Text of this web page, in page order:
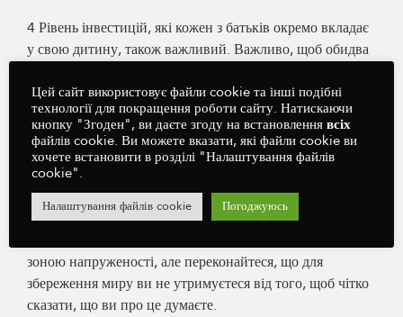
4 Рівень інвестицій, які кожен з батьків окремо вкладає
у свою дитину, також важливий. Важливо, щоб обидва
та догляд за власними дітьми.
5 І, нарешті, наскільки ви хочете обговорювати
інформацію про вашу дитину з вашим партнером
(Weissman & Cohen, 1985). Важливо відкрито
говорити про те, як ви бачите і відчуваєте батьківство.
Важливо продовжувати обмінюватися різними думками
зоною напруженості, але переконайтеся, що для
збереження миру ви не утримуєтеся від того, щоб чітко
сказати, що ви про це думаєте.
Цей сайт використовує файли cookie та інші подібні
технології для покращення роботи сайту. Натискаючи
кнопку "Згоден", ви даєте згоду на встановлення всіх
файлів cookie. Ви можете вказати, які файли cookie ви
хочете встановити в розділі "Налаштування файлів
cookie".
Налаштування файлів cookie Погоджуюсь